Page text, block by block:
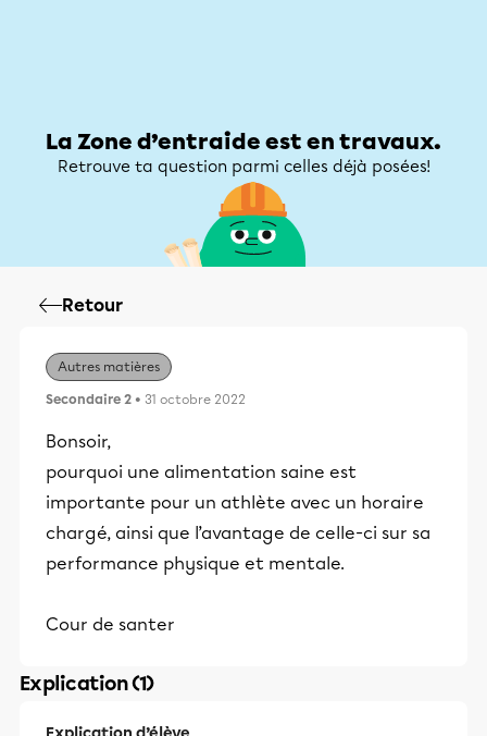
La Zone d’entraide est en travaux.
Retrouve ta question parmi celles déjà posées!
Retour
Autres matières
Secondaire 2 • 31 octobre 2022
Bonsoir,
pourquoi une alimentation saine est
importante pour un athlète avec un horaire
chargé, ainsi que l’avantage de celle-ci sur sa
performance physique et mentale.
Cour de santer
Explication (1)